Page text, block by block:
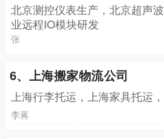
北京测控仪表生产，北京超声
业远程IO模块研发
张
6、上海搬家物流公司
上海行李托运，上海家具托运
李蒋